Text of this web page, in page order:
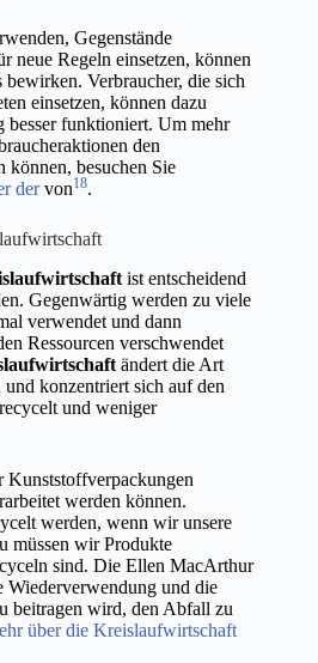
Gegenstände
neue Regeln einsetzen, können
Verbraucher, die sich
einsetzen, können dazu
besser funktioniert. Um mehr
den
können, besuchen Sie
dervon18.
ist entscheidend
Gegenwärtig werden zu viele
verwendet und dann
Ressourcen verschwendet
ändert die Art
konzentriert sich auf den
und weniger
Kunststoffverpackungen
werden können.
werden, wenn wir unsere
müssen wir Produkte
sind. Die Ellen MacArthur
Wiederverwendung und die
beitragen wird, den Abfall zu
über die Kreislaufwirtschaft